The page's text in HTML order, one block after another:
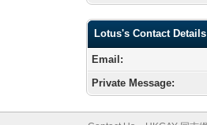
Lotus's Contact Details
Email:
Private Message: